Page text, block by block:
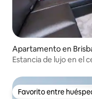
Apartamento en
Estancia de lujo en el
Favorito entre
Favorito entre